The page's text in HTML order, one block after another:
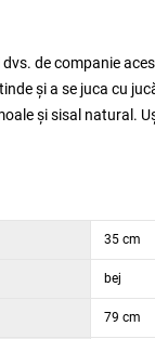
de companie
și a se juca cu
și sisal natural.
35 cm
bej
79 cm